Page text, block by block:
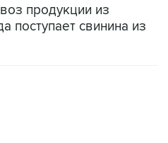
продукции из
поступает свинина из